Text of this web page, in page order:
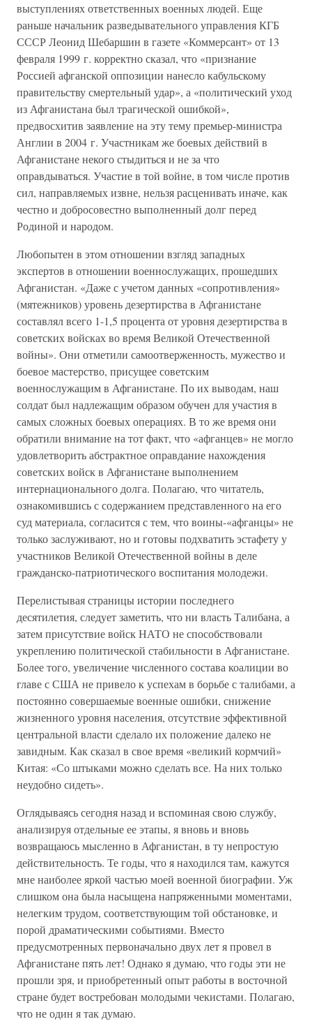
выступлениях ответственных военных людей. Еще
раньше начальник разведывательного управления КГБ
СССР Леонид Шебаршин в газете «Коммерсант» от 13
февраля 1999 г. корректно сказал, что «признание
Россией афганской оппозиции нанесло кабульскому
правительству смертельный удар», а «политический уход
из Афганистана был трагической ошибкой»,
предвосхитив заявление на эту тему премьер-министра
Англии в 2004 г. Участникам же боевых действий в
Афганистане некого стыдиться и не за что
оправдываться. Участие в той войне, в том числе против
сил, направляемых извне, нельзя расценивать иначе, как
честно и добросовестно выполненный долг перед
Родиной и народом.
Любопытен в этом отношении взгляд западных
экспертов в отношении военнослужащих, прошедших
Афганистан. «Даже с учетом данных «сопротивления»
(мятежников) уровень дезертирства в Афганистане
составлял всего 1-1,5 процента от уровня дезертирства в
советских войсках во время Великой Отечественной
войны». Они отметили самоотверженность, мужество и
боевое мастерство, присущее советским
военнослужащим в Афганистане. По их выводам, наш
солдат был надлежащим образом обучен для участия в
самых сложных боевых операциях. В то же время они
обратили внимание на тот факт, что «афганцев» не могло
удовлетворить абстрактное оправдание нахождения
советских войск в Афганистане выполнением
интернационального долга. Полагаю, что читатель,
ознакомившись с содержанием представленного на его
суд материала, согласится с тем, что воины-«афганцы» не
только заслуживают, но и готовы подхватить эстафету у
участников Великой Отечественной войны в деле
гражданско-патриотического воспитания молодежи.
Перелистывая страницы истории последнего
десятилетия, следует заметить, что ни власть Талибана, а
затем присутствие войск НАТО не способствовали
укреплению политической стабильности в Афганистане.
Более того, увеличение численного состава коалиции во
главе с США не привело к успехам в борьбе с талибами, а
постоянно совершаемые военные ошибки, снижение
жизненного уровня населения, отсутствие эффективной
центральной власти сделало их положение далеко не
завидным. Как сказал в свое время «великий кормчий»
Китая: «Со штыками можно сделать все. На них только
неудобно сидеть».
Оглядываясь сегодня назад и вспоминая свою службу,
анализируя отдельные ее этапы, я вновь и вновь
возвращаюсь мысленно в Афганистан, в ту непростую
действительность. Те годы, что я находился там, кажутся
мне наиболее яркой частью моей военной биографии. Уж
слишком она была насыщена напряженными моментами,
нелегким трудом, соответствующим той обстановке, и
порой драматическими событиями. Вместо
предусмотренных первоначально двух лет я провел в
Афганистане пять лет! Однако я думаю, что годы эти не
прошли зря, и приобретенный опыт работы в восточной
стране будет востребован молодыми чекистами. Полагаю,
что не один я так думаю.